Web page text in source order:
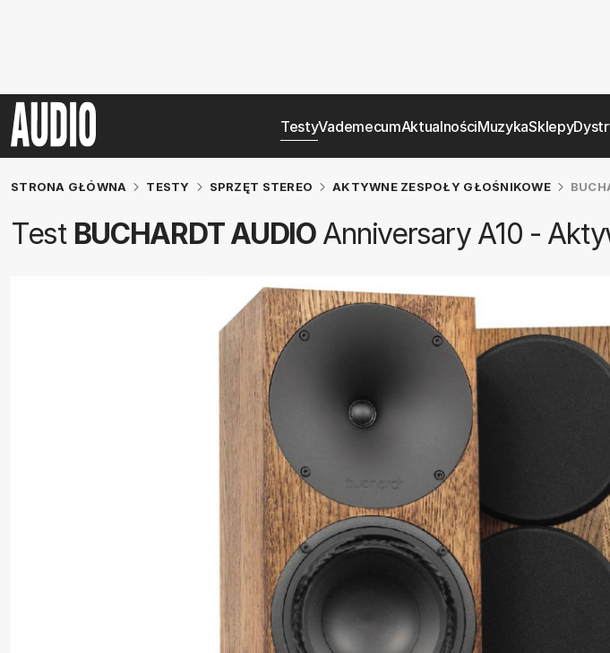
TestyVademecumAktualnościMuzykaSklepy
STRONA GŁÓWNA TESTY SPRZĘT STEREO AKTYWNE ZESPOŁY GŁOŚNIKOWE
Test BUCHARDT AUDIOAnniversary A10 -